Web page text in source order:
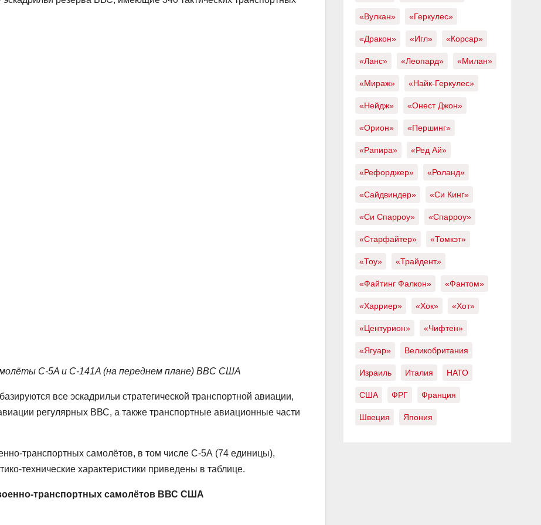
C-5A и С-141A (на переднем плане) ВВС США
все эскадрильи стратегической транспортной авиации,
регулярных ВВС, а также транспортные авиационные части
транспортных самолётов, в том числе С-5А (74 единицы),
технические характеристики приведены в таблице.
транспортных самолётов ВВС США
«Вулкан» «Геркулес»
«Дракон» «Игл» «Корсар»
«Ланс» «Леопард» «Милан»
«Мираж» «Найк-Геркулес»
«Нейдж» «Онест Джон»
«Орион» «Першинг»
«Рапира» «Ред Ай»
«Рефорджер» «Роланд»
«Сайдвиндер» «Си Кинг»
«Си Спарроу» «Спарроу»
«Старфайтер» «Томкэт»
«Тоу» «Трайдент»
«Файтинг Фалкон» «Фантом»
«Харриер» «Хок» «Хот»
«Центурион» «Чифтен»
«Ягуар» Великобритания
Израиль Италия НАТО
США ФРГ Франция
Швеция Япония